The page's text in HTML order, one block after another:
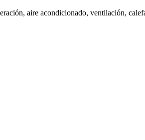
aire acondicionado, ventilación,